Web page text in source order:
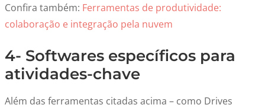
Confira também: Ferramentas de produtividade:
colaboração e integração pela nuvem
4- Softwares específicos para
atividades-chave
Além das ferramentas citadas acima – como Drives